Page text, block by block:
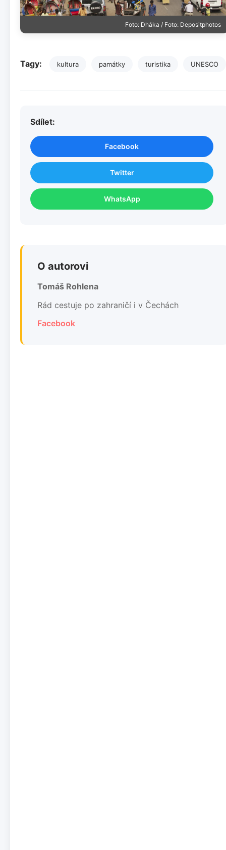
Foto: Dháka / Foto: Depositphotos
Tagy: kultura památky turistika UNESCO
Sdílet:
Facebook
Twitter
WhatsApp
O autorovi
Tomáš Rohlena
Rád cestuje po zahraničí i v Čechách
Facebook